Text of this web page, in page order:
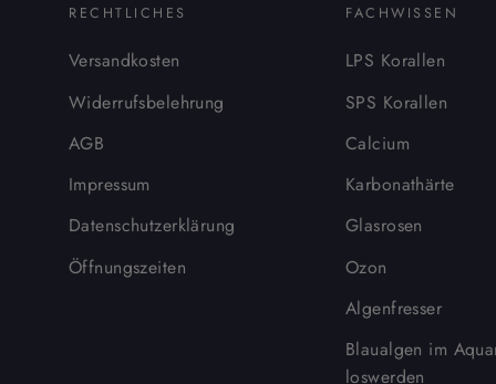
RECHTLICHES
Versandkosten
Widerrufsbelehrung
AGB
Impressum
Datenschutzerklärung
Öffnungszeiten
FACHWISSEN
LPS Korallen
SPS Korallen
Calcium
Karbonathärte
Glasrosen
Ozon
Algenfresser
Blaualgen im
loswerden